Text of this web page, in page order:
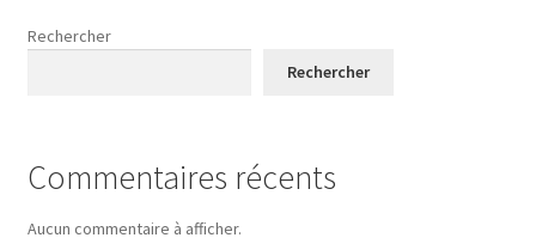
Rechercher
Rechercher
Commentaires récents
Aucun commentaire à afficher.